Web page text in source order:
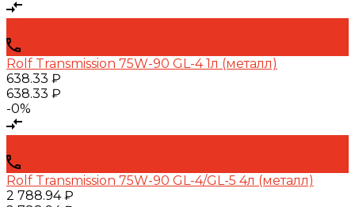
Rolf Transmission 75W-90 GL-4 1л (металл)
638.33 ₽
638.33 ₽
-0%
Rolf Transmission 75W-90 GL-4/GL-5 4л (металл)
2 788.94 ₽